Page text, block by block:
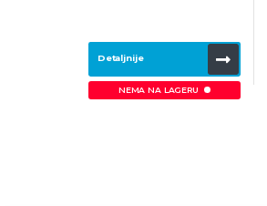
Detaljnije
NEMA NA LAGERU